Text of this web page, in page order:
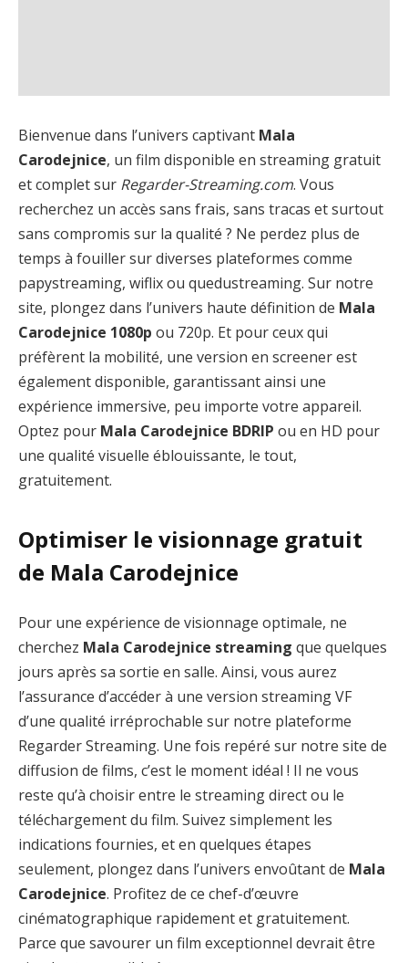
Bienvenue dans l’univers captivant Mala
Carodejnice, un film disponible en streaming gratuit
et complet sur Regarder-Streaming.com. Vous
recherchez un accès sans frais, sans tracas et surtout
sans compromis sur la qualité ? Ne perdez plus de
temps à fouiller sur diverses plateformes comme
papystreaming, wiflix ou quedustreaming. Sur notre
site, plongez dans l’univers haute définition de Mala
Carodejnice 1080p ou 720p. Et pour ceux qui
préfèrent la mobilité, une version en screener est
également disponible, garantissant ainsi une
expérience immersive, peu importe votre appareil.
Optez pour Mala Carodejnice BDRIP ou en HD pour
une qualité visuelle éblouissante, le tout,
gratuitement.
Optimiser le visionnage gratuit
de Mala Carodejnice
Pour une expérience de visionnage optimale, ne
cherchez Mala Carodejnice streaming que quelques
jours après sa sortie en salle. Ainsi, vous aurez
l’assurance d’accéder à une version streaming VF
d’une qualité irréprochable sur notre plateforme
Regarder Streaming. Une fois repéré sur notre site de
diffusion de films, c’est le moment idéal ! Il ne vous
reste qu’à choisir entre le streaming direct ou le
téléchargement du film. Suivez simplement les
indications fournies, et en quelques étapes
seulement, plongez dans l’univers envoûtant de Mala
Carodejnice. Profitez de ce chef-d’œuvre
cinématographique rapidement et gratuitement.
Parce que savourer un film exceptionnel devrait être